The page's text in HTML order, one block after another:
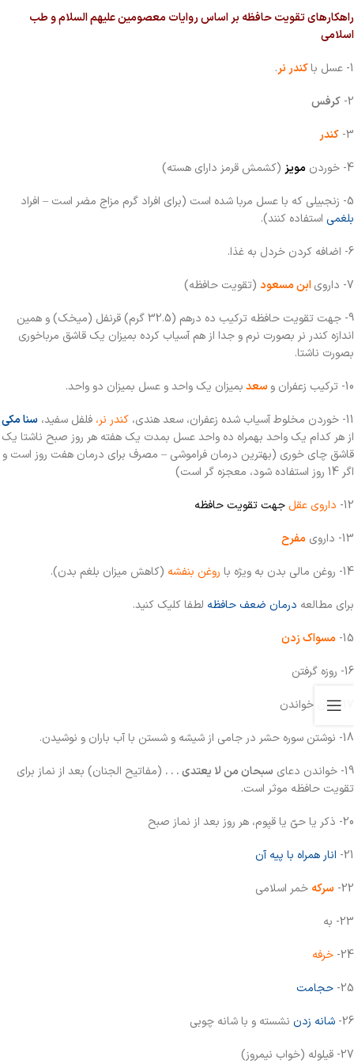
راهکارهای تقویت حافظه بر اساس روایات معصومین علیهم السلام و طب
اسلامی
1- عسل با
کندر نر.
2- کرفس
3- کندر
4- خوردن
مویز (کشمش قرمز دارای هسته)
5- زنجبیلی که با عسل مربا شده است (برای افراد گرم مزاج مضر است – افراد
بلغمی استفاده کنند).
6- اضافه کردن خردل به غذا.
7- داروی
ابن مسعود (تقویت حافظه)
9- جهت تقویت حافظه ترکیب ده درهم (32.5 گرم) قرنفل (میخک) و همین
اندازه کندر نر بصورت نرم و جدا از هم آسیاب کرده بمیزان یک قاشق مرباخوری
بصورت ناشتا.
10- ترکیب زعفران و
سعدبمیزان یک واحد و عسل بمیزان دو واحد.
11- خوردن مخلوط آسیاب شده زعفران، سعد هندی،
کندر نر، فلفل سفید، سنا مکی
از هر کدام یک واحد بهمراه ده واحد عسل بمدت یک هفته هر روز صبح ناشتا یک
قاشق چای خوری (بهترین درمان فراموشی – مصرف برای درمان هفت روز است و
اگر 14 روز استفاده شود، معجزه گر است)
12- داروی عقل جهت تقویت حافظه
13- داروی
مفرح
14- روغن مالی بدن به ویژه با
روغن بنفشه (کاهش میزان بلغم بدن).
برای مطالعه درمان ضعف حافظه لطفا کلیک کنید.
15- مسواک زدن
16- روزه گرفتن
18- نوشتن سوره حشر در جامی از شیشه و شستن با آب باران و نوشیدن.
19- خواندن دعای
سبحان من لا یعتدی . . . (مفاتیح الجنان) بعد از نماز برای
تقویت حافظه موثر است.
20- ذکر یا حیّ یا قیِوم، هر روز بعد از نماز صبح
21- انار همراه با پیه آن
22- سرکه خمر اسلامی
23- به
24- خرفه
25- حجامت
26- شانه زدن نشسته و با شانه چوبی
27- قیلوله (خواب نیمروز)